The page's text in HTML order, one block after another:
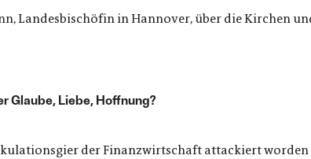
Landesbischöfin in Hannover, über die Kirchen
Glaube, Liebe, Hoffnung?
der Finanzwirtschaft attackiert